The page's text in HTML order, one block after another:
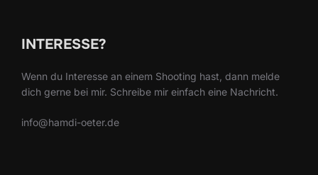
INTERESSE?
Wenn du Interesse an einem Shooting hast, dann melde
dich gerne bei mir. Schreibe mir einfach eine Nachricht.
info@hamdi-oeter.de